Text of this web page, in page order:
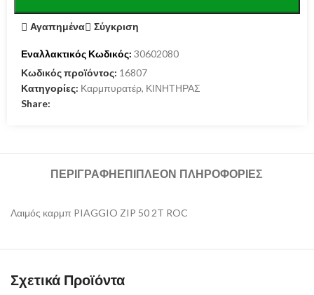
Αγαπημένα Σύγκριση
Εναλλακτικός Κωδικός: 30602080
Κωδικός προϊόντος: 16807
Κατηγορίες: Καρμπυρατέρ, ΚΙΝΗΤΗΡΑΣ
Share:
ΠΕΡΙΓΡΑΦΉΕΠΙΠΛΈΟΝ ΠΛΗΡΟΦΟΡΊΕΣ
Λαιμός καρμπ PIAGGIO ZIP 50 2T ROC
Σχετικά Προϊόντα